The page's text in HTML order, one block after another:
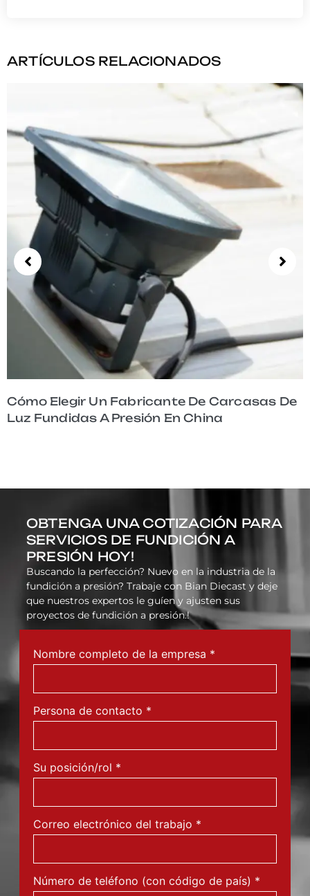
ARTÍCULOS RELACIONADOS
Cómo Elegir Un Fabricante De Carcasas De
Luz Fundidas A Presión En China
OBTENGA UNA COTIZACIÓN PARA
SERVICIOS DE FUNDICIÓN A
PRESIÓN HOY!
Buscando la perfección? Nuevo en la industria de la
fundición a presión? Trabaje con Bian Diecast y deje
que nuestros expertos le guíen y ajusten sus
proyectos de fundición a presión.!
Nombre completo de la empresa *
Persona de contacto *
Su posición/rol *
Correo electrónico del trabajo *
Número de teléfono (con código de país) *